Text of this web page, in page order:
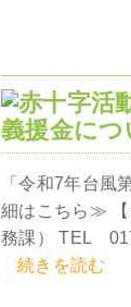
義援金につ
「令和7年台
細はこちら≫ 【
務課） TEL
続きを読む